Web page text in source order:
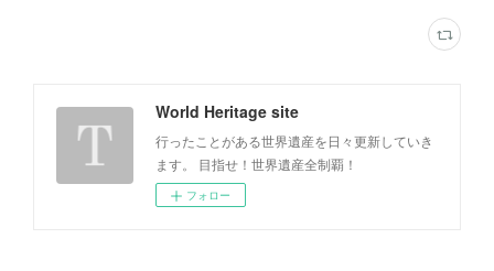
World Heritage site
行ったことがある世界遺産を日々更新していき
ます。 目指せ！世界遺産全制覇！
フォロー